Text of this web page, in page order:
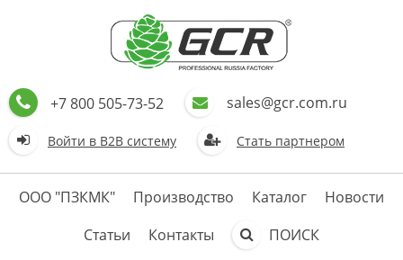
+7 800 505-73-52 sales@gcr.com.ru
Войти в В2В систему Стать партнером
ООО "ПЗКМК" Производство Каталог
Новости
Статьи
Контакты ПОИСК